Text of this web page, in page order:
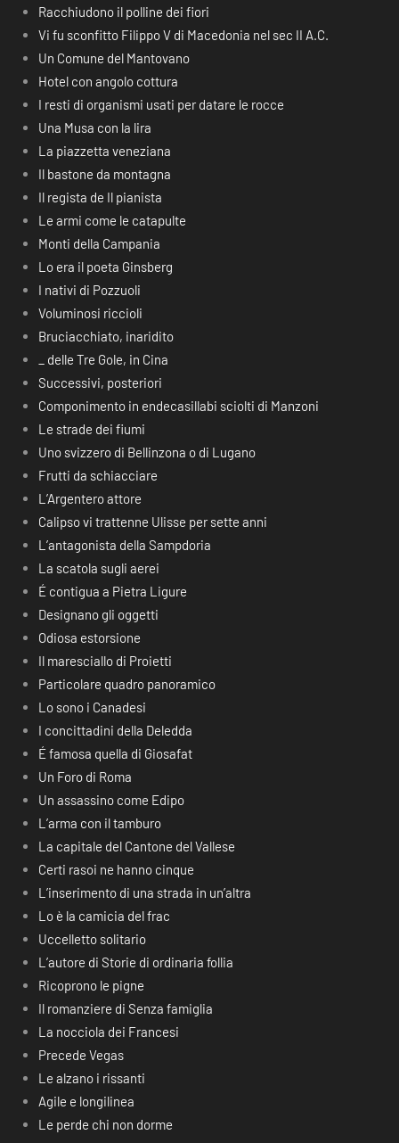
Racchiudono il polline dei fiori
Vi fu sconfitto Filippo V di Macedonia nel sec II A.C.
Un Comune del Mantovano
Hotel con angolo cottura
I resti di organismi usati per datare le rocce
Una Musa con la lira
La piazzetta veneziana
Il bastone da montagna
Il regista de Il pianista
Le armi come le catapulte
Monti della Campania
Lo era il poeta Ginsberg
I nativi di Pozzuoli
Voluminosi riccioli
Bruciacchiato, inaridito
_ delle Tre Gole, in Cina
Successivi, posteriori
Componimento in endecasillabi sciolti di Manzoni
Le strade dei fiumi
Uno svizzero di Bellinzona o di Lugano
Frutti da schiacciare
L’Argentero attore
Calipso vi trattenne Ulisse per sette anni
L’antagonista della Sampdoria
La scatola sugli aerei
É contigua a Pietra Ligure
Designano gli oggetti
Odiosa estorsione
Il maresciallo di Proietti
Particolare quadro panoramico
Lo sono i Canadesi
I concittadini della Deledda
É famosa quella di Giosafat
Un Foro di Roma
Un assassino come Edipo
L’arma con il tamburo
La capitale del Cantone del Vallese
Certi rasoi ne hanno cinque
L’inserimento di una strada in un’altra
Lo è la camicia del frac
Uccelletto solitario
L’autore di Storie di ordinaria follia
Ricoprono le pigne
Il romanziere di Senza famiglia
La nocciola dei Francesi
Precede Vegas
Le alzano i rissanti
Agile e longilinea
Le perde chi non dorme